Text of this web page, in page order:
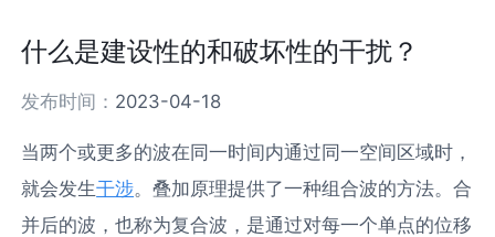
什么是建设性的和破坏性的干扰？
发布时间： 2023-04-18
当两个或更多的波在同一时间内通过同一空间区域时，
就会发生干涉。叠加原理提供了一种组合波的方法。合
并后的波，也称为复合波，是通过对每一个单点的位移